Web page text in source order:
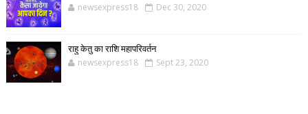
newsexpress18 Dec 30, 2020
राहु केतु का राशि महापरिवर्तन
newsexpress18 Sept 23, 2020